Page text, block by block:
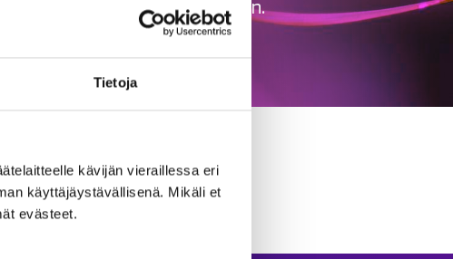
Tie­to­ja
kä­vi­jän vie­rail­les­sa eri
käyt­tä­jäys­tä­väl­li­se­nä. Mi­kä­li et
eväs­teet.
sekä alan uusiin il­miöi­hin.